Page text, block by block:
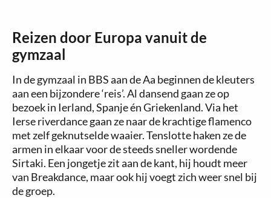
Reizen door Europa vanuit de
gymzaal
In de gymzaal in BBS aan de Aa beginnen de kleuters
aan een bijzondere ‘reis’. Al dansend gaan ze op
bezoek in Ierland, Spanje én Griekenland. Via het
Ierse riverdance gaan ze naar de krachtige flamenco
met zelf geknutselde waaier. Tenslotte haken ze de
armen in elkaar voor de steeds sneller wordende
Sirtaki. Een jongetje zit aan de kant, hij houdt meer
van Breakdance, maar ook hij voegt zich weer snel bij
de groep.